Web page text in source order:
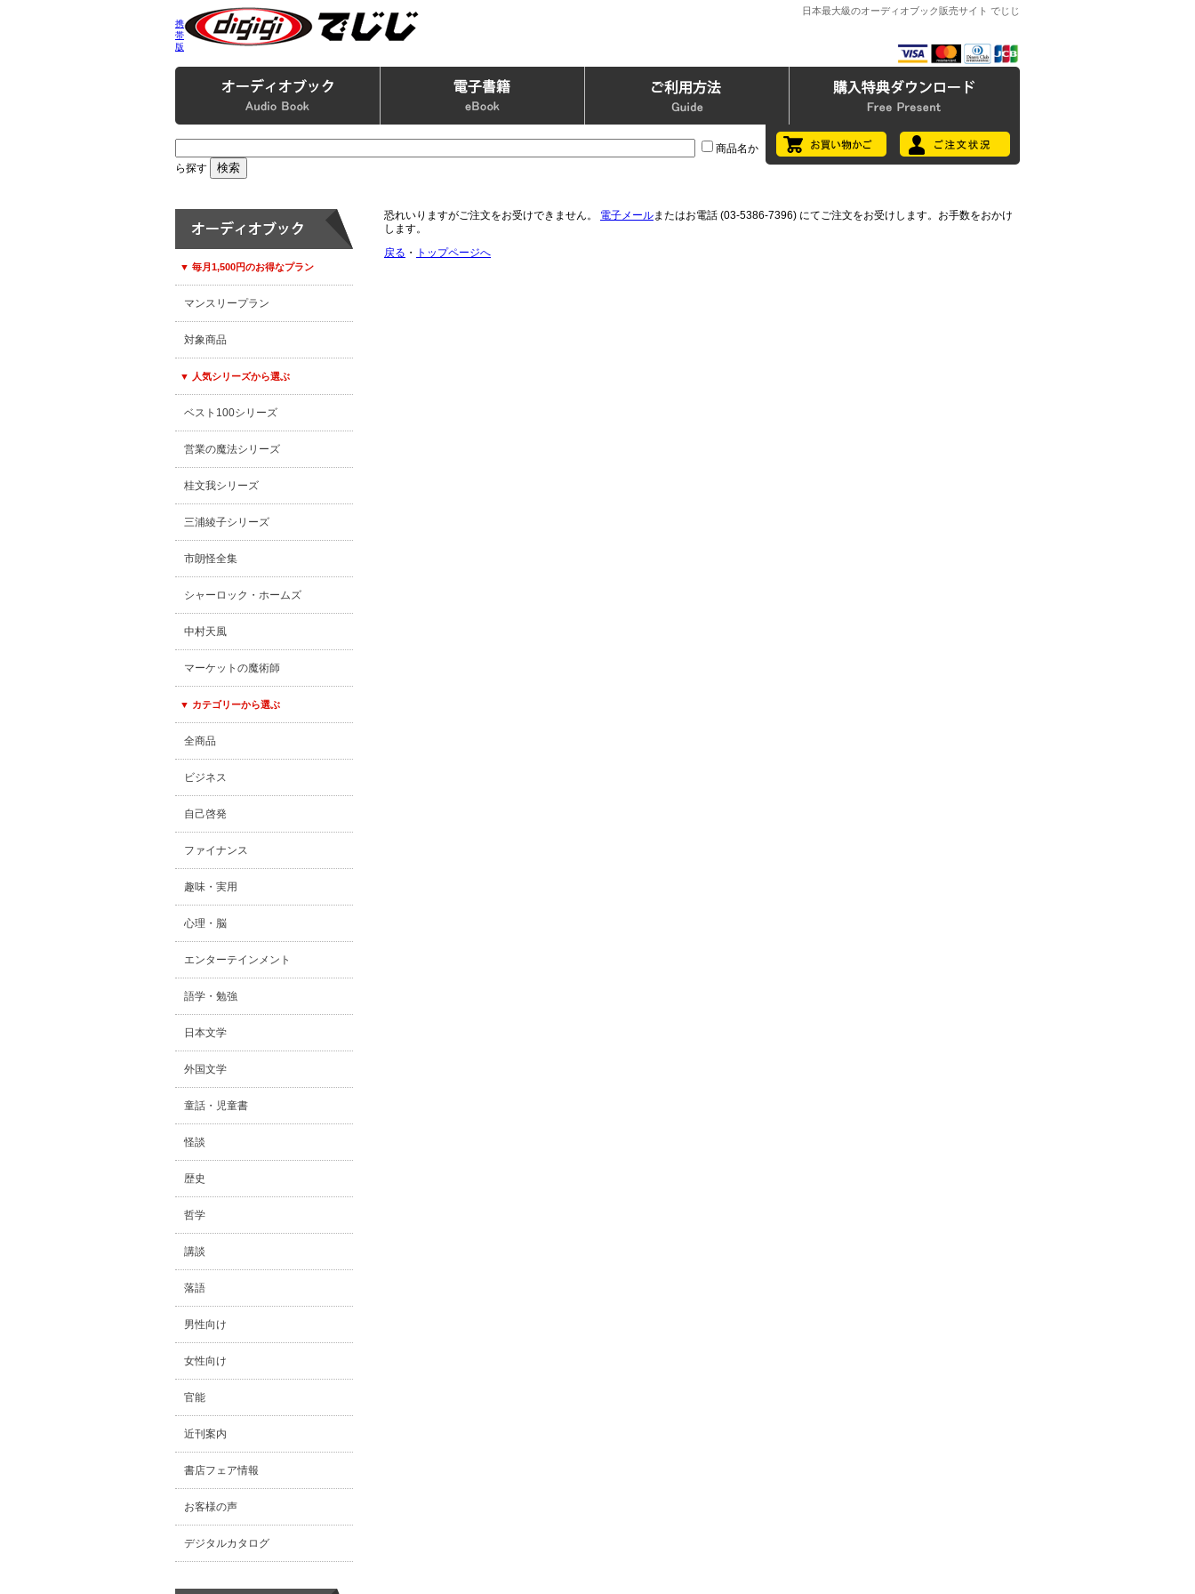
携
帯
版
日本最大級のオーディオブック販売サイト でじじ
商品名か
ら探す
▼ 毎月1,500円のお得なプラン
マンスリープラン
対象商品
▼ 人気シリーズから選ぶ
ベスト100シリーズ
営業の魔法シリーズ
桂文我シリーズ
三浦綾子シリーズ
市朗怪全集
シャーロック・ホームズ
中村天風
マーケットの魔術師
▼ カテゴリーから選ぶ
全商品
ビジネス
自己啓発
ファイナンス
趣味・実用
心理・脳
エンターテインメント
語学・勉強
日本文学
外国文学
童話・児童書
怪談
歴史
哲学
講談
落語
男性向け
女性向け
官能
近刊案内
書店フェア情報
お客様の声
デジタルカタログ
恐れいりますがご注文をお受けできません。 電子メールまたはお電話 (03-5386-7396) にてご注文をお受けします。お手数をおかけ
します。
戻る ・ トップページへ